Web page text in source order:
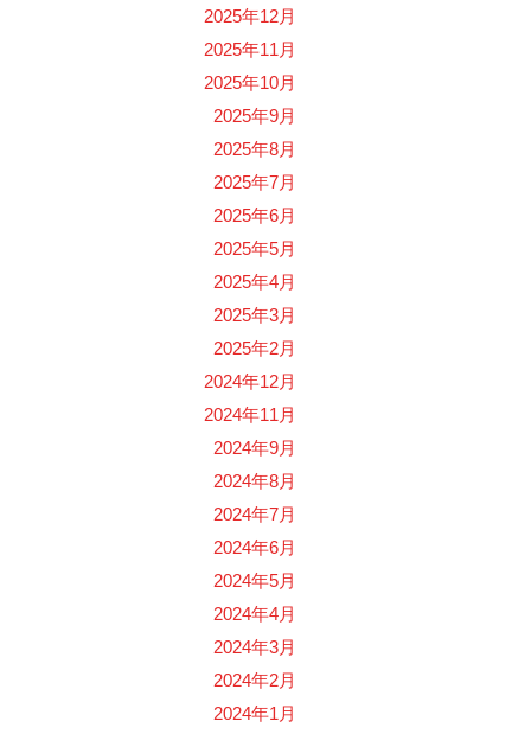
2025年12月
2025年11月
2025年10月
2025年9月
2025年8月
2025年7月
2025年6月
2025年5月
2025年4月
2025年3月
2025年2月
2024年12月
2024年11月
2024年9月
2024年8月
2024年7月
2024年6月
2024年5月
2024年4月
2024年3月
2024年2月
2024年1月